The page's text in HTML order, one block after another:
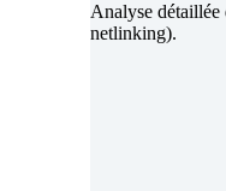
Analyse détaillée
netlinking).